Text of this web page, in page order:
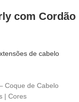
com Cordão
de cabelo
Coque de Cabelo
| Cores